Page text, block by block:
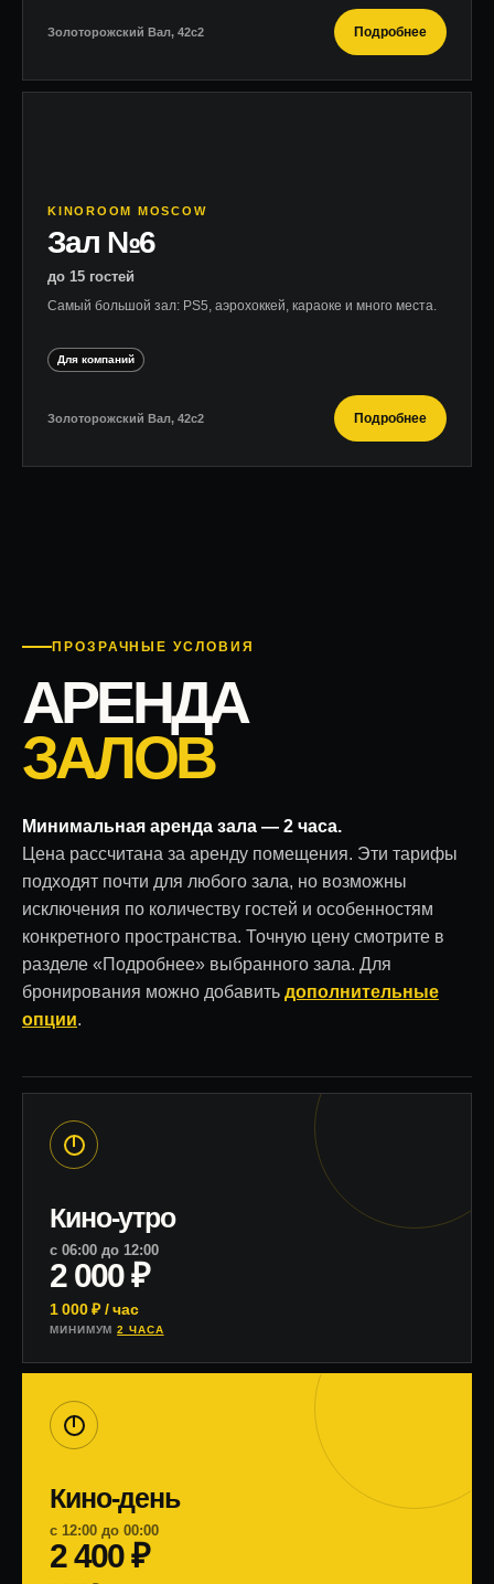
Золоторожский Вал, 42с2 Подробнее
KINOROOM MOSCOW
Зал №6
до 15 гостей
Самый большой зал: PS5, аэрохоккей, караоке и много места.
Для компаний
Золоторожский Вал, 42с2 Подробнее
ПРОЗРАЧНЫЕ УСЛОВИЯ
АРЕНДА
ЗАЛОВ
Минимальная аренда зала — 2 часа.
Цена рассчитана за аренду помещения. Эти тарифы
подходят почти для любого зала, но возможны
исключения по количеству гостей и особенностям
конкретного пространства. Точную цену смотрите в
разделе «Подробнее» выбранного зала. Для
бронирования можно добавить дополнительные
опции.
Кино-утро
с 06:00 до 12:00
2 000 ₽
1 000 ₽ / час
МИНИМУМ2 ЧАСА
Кино-день
с 12:00 до 00:00
2 400 ₽